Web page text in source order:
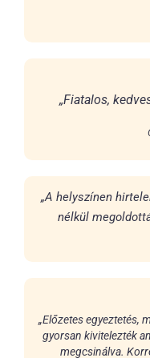
„Fiatalos,
„A helyszínen
nélkül
„Előzetes egyeztetés,
gyorsan kivitelezték
megcsinálva.